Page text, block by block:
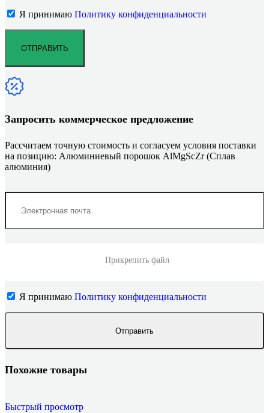
Я принимаю Политику конфиденциальности
Запросить коммерческое предложение
Рассчитаем точную стоимость и согласуем условия поставки
на позицию: Алюминиевый порошок AlMgScZr (Сплав
алюминия)
Прикрепить файл
Я принимаю Политику конфиденциальности
Похожие товары
Быстрый просмотр